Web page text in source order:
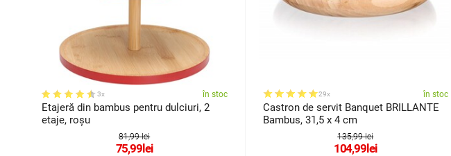
3x în stoc
Etajeră din bambus pentru dulciuri, 2
etaje, roșu
81,99 lei
75,99 lei
29x în stoc
Castron de servit Banquet BRILLANTE
Bambus, 31,5 x 4 cm
135,99 lei
104,99 lei